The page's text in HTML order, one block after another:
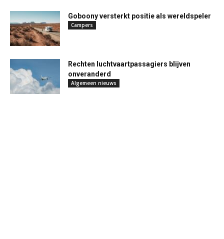
Goboony versterkt positie als wereldspeler
Campers
Rechten luchtvaartpassagiers blijven
onveranderd
Algemeen nieuws